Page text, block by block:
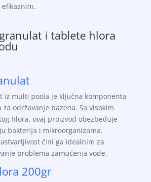
i tablete hlora
iz multi poola je ključna komponenta
za održavanje bazena. Sa visokim
hlora, ovaj proizvod obezbeđuje
bakterija i mikroorganizama.
čini ga idealnim za
problema zamućenja vode.
200gr